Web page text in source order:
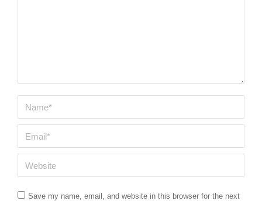
Name *
Email *
Website
Save my name, email, and website in this browser for the next